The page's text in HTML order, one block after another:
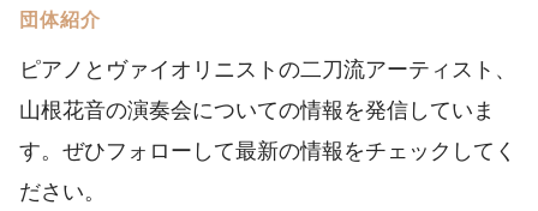
団体紹介
ピアノとヴァイオリニストの二刀流アーティスト、
山根花音の演奏会についての情報を発信していま
す。ぜひフォローして最新の情報をチェックしてく
ださい。